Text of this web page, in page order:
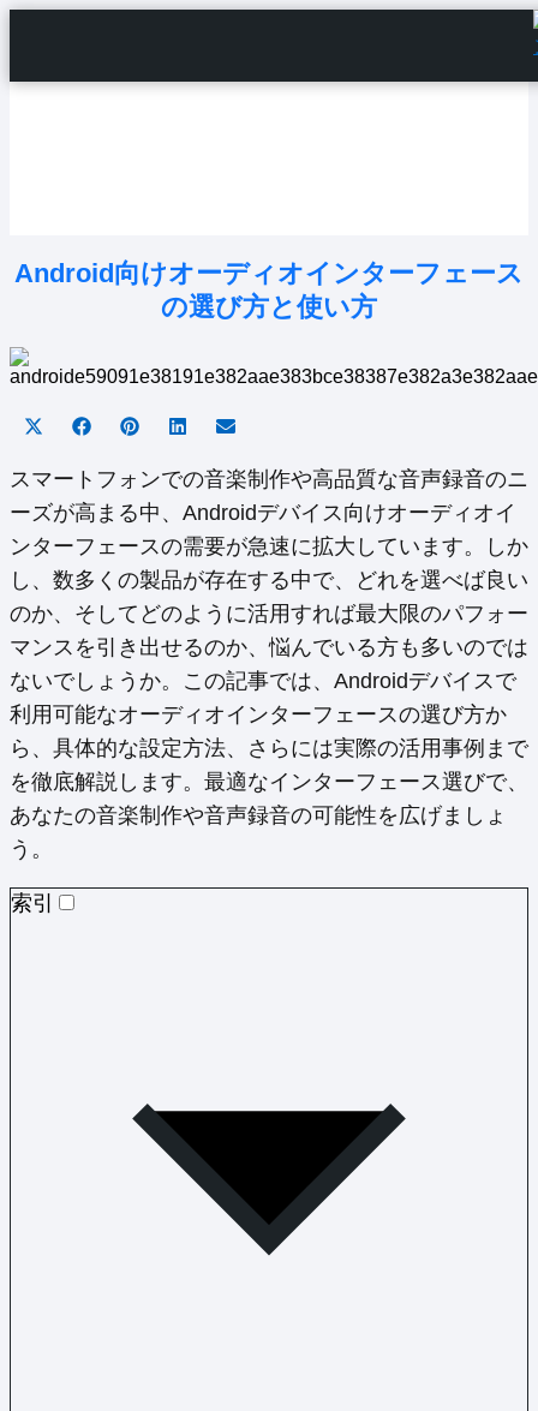
Android向けオーディオインターフェース
の選び方と使い方
Share
X
(Twitter)
Share
Facebook
Share
Pinterest
Share
LinkedInEmail
スマートフォンでの音楽制作や高品質な音声録音のニ
ーズが高まる中、Androidデバイス向けオーディオイ
ンターフェースの需要が急速に拡大しています。しか
し、数多くの製品が存在する中で、どれを選べば良い
のか、そしてどのように活用すれば最大限のパフォー
マンスを引き出せるのか、悩んでいる方も多いのでは
ないでしょうか。この記事では、Androidデバイスで
利用可能なオーディオインターフェースの選び方か
ら、具体的な設定方法、さらには実際の活用事例まで
を徹底解説します。最適なインターフェース選びで、
あなたの音楽制作や音声録音の可能性を広げましょ
う。
索引